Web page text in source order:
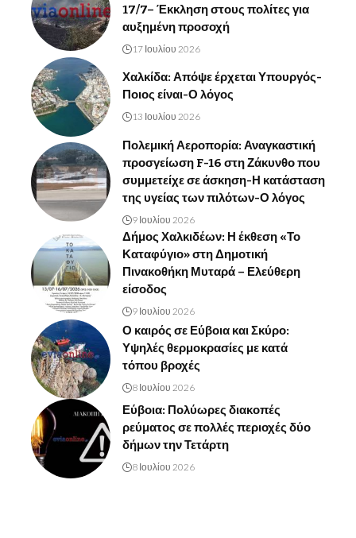
17/7– Έκκληση στους πολίτες για
αυξημένη προσοχή
17 Ιουλίου 2026
Χαλκίδα: Απόψε έρχεται Υπουργός-
Ποιος είναι-Ο λόγος
13 Ιουλίου 2026
Πολεμική Αεροπορία: Αναγκαστική
προσγείωση F-16 στη Ζάκυνθο που
συμμετείχε σε άσκηση-Η κατάσταση
της υγείας των πιλότων-Ο λόγος
9 Ιουλίου 2026
Δήμος Χαλκιδέων: Η έκθεση «Το
Καταφύγιο» στη Δημοτική
Πινακοθήκη Μυταρά – Ελεύθερη
είσοδος
9 Ιουλίου 2026
Ο καιρός σε Εύβοια και Σκύρο:
Υψηλές θερμοκρασίες με κατά
τόπου βροχές
8 Ιουλίου 2026
Εύβοια: Πολύωρες διακοπές
ρεύματος σε πολλές περιοχές δύο
δήμων την Τετάρτη
8 Ιουλίου 2026